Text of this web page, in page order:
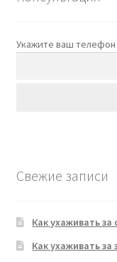
Укажите ваш телефон
Свежие записи
Как ухаживать
Как ухаживать за